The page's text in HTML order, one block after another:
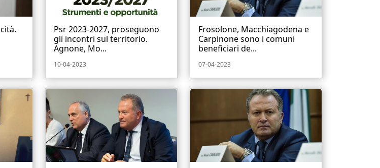
Psr 2023-2027, proseguono
gli incontri sul territorio.
Agnone, Mo...
10-04-2023
Frosolone, Macchiagodena e
Carpinone sono i comuni
beneficiari de...
07-04-2023